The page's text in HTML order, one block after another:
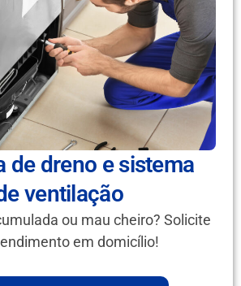
de dreno e sistema
ventilação
ou mau cheiro? Solicite
em domicílio!